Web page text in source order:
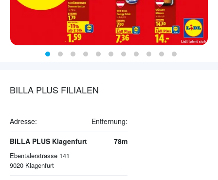
BILLA PLUS FILIALEN
Adresse: Entfernung:
BILLA PLUS Klagenfurt
Ebentalerstrasse 141
9020 Klagenfurt
78m